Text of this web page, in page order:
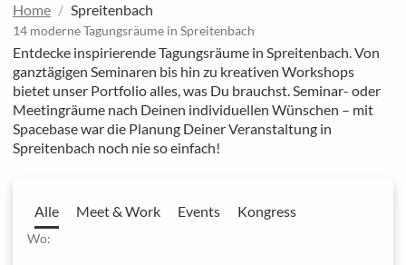
Home Spreitenbach
14 moderne Tagungsräume in Spreitenbach
Entdecke inspirierende Tagungsräume in Spreitenbach. Von
ganztägigen Seminaren bis hin zu kreativen Workshops
bietet unser Portfolio alles, was Du brauchst. Seminar- oder
Meetingräume nach Deinen individuellen Wünschen – mit
Spacebase war die Planung Deiner Veranstaltung in
Spreitenbach noch nie so einfach!
Alle Meet & Work Events Kongress
Wo: